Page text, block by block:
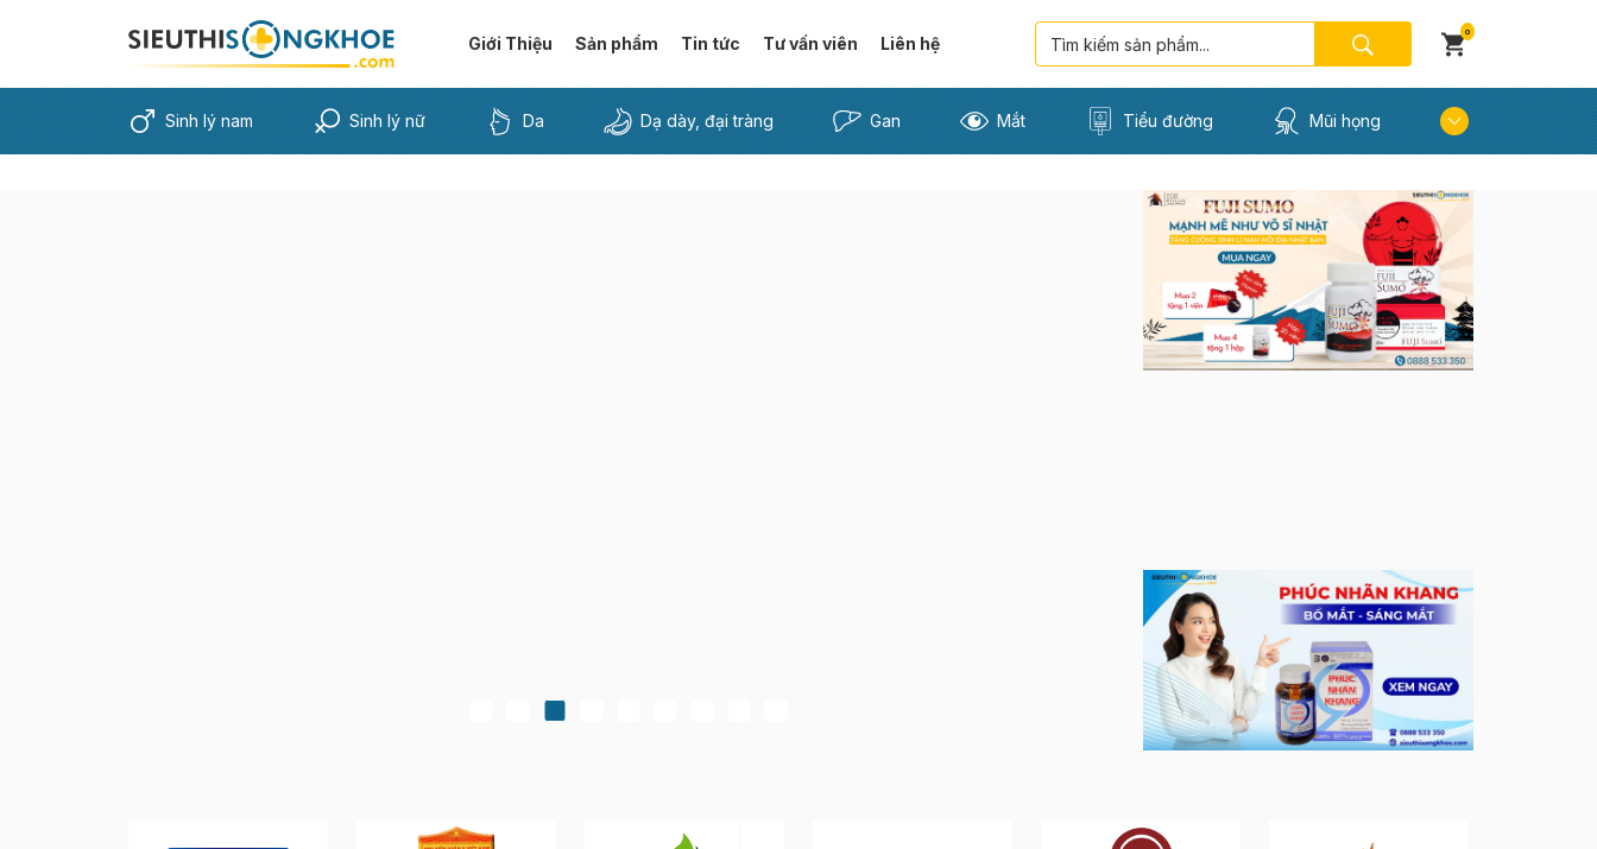
Giới Thiệu Sản phẩm Tin tức Tư vấn viên Liên hệ
0
Sinh lý nam Sinh lý nữ Da Dạ dày, đại tràng Gan Mắt Tiểu đường Mũi họng